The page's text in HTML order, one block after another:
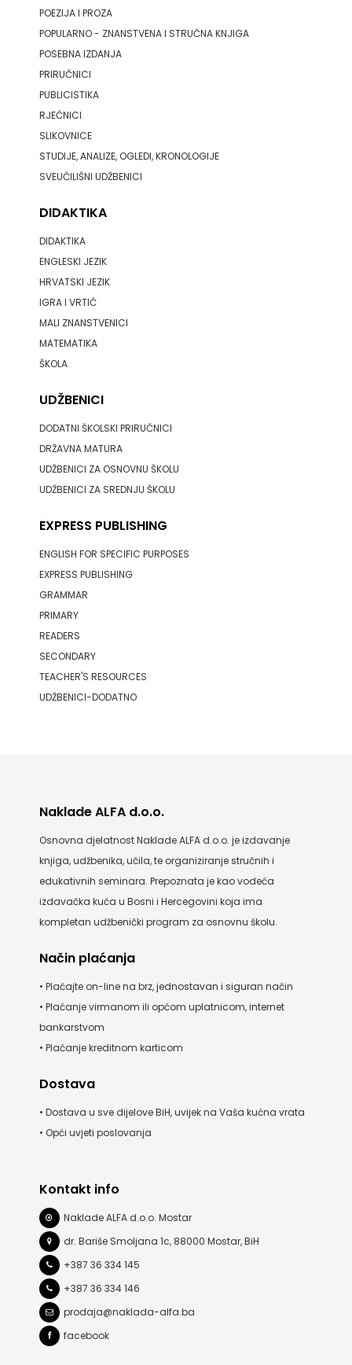
POEZIJA I PROZA
POPULARNO - ZNANSTVENA I STRUČNA KNJIGA
POSEBNA IZDANJA
PRIRUČNICI
PUBLICISTIKA
RJEČNICI
SLIKOVNICE
STUDIJE, ANALIZE, OGLEDI, KRONOLOGIJE
SVEUČILIŠNI UDŽBENICI
DIDAKTIKA
DIDAKTIKA
ENGLESKI JEZIK
HRVATSKI JEZIK
IGRA I VRTIĆ
MALI ZNANSTVENICI
MATEMATIKA
ŠKOLA
UDŽBENICI
DODATNI ŠKOLSKI PRIRUČNICI
DRŽAVNA MATURA
UDŽBENICI ZA OSNOVNU ŠKOLU
UDŽBENICI ZA SREDNJU ŠKOLU
EXPRESS PUBLISHING
ENGLISH FOR SPECIFIC PURPOSES
EXPRESS PUBLISHING
GRAMMAR
PRIMARY
READERS
SECONDARY
TEACHER'S RESOURCES
UDŽBENICI-DODATNO
Naklade ALFA d.o.o.
Osnovna djelatnost Naklade ALFA d.o.o. je izdavanje
knjiga, udžbenika, učila, te organiziranje stručnih i
edukativnih seminara. Prepoznata je kao vodeća
izdavačka kuća u Bosni i Hercegovini koja ima
kompletan udžbenički program za osnovnu školu.
Način plaćanja
• Plaćajte on-line na brz, jednostavan i siguran način
• Plaćanje virmanom ili općom uplatnicom, internet
bankarstvom
• Plaćanje kreditnom karticom
Dostava
• Dostava u sve dijelove BiH, uvijek na Vaša kućna vrata
• Opći uvjeti poslovanja
Kontakt info
Naklade ALFA d.o.o. Mostar
dr. Bariše Smoljana 1c, 88000 Mostar, BiH
+387 36 334 145
+387 36 334 146
prodaja@naklada-alfa.ba
facebook